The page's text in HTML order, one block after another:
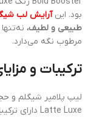
بود. اینآرایش لب
طبیعی و لطیف،
مرطوب نگه می‌دارد.
ترکیبات و
Latte Luxe دارای ترکیبات مغذی است که